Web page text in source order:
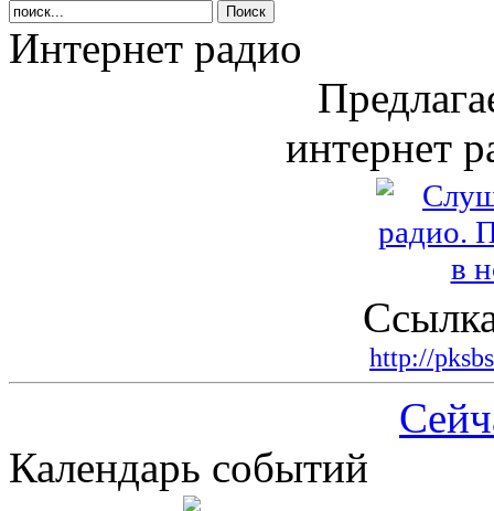
Интернет радио
интернет
http://
Календарь событий